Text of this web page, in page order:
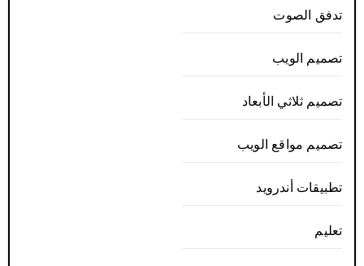
تدفق الصوت
تصميم الويب
تصميم ثلاثي الأبعاد
تصميم مواقع الويب
تطبيقات أندرويد
تعليم